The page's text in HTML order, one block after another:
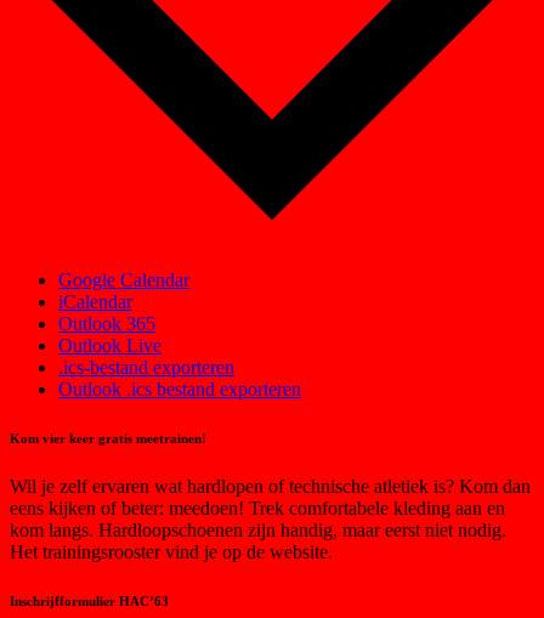
Google Calendar
iCalendar
Outlook 365
Outlook Live
.ics-bestand exporteren
Outlook .ics bestand exporteren
Kom vier keer gratis meetrainen!
Wil je zelf ervaren wat hardlopen of technische atletiek is? Kom dan
eens kijken of beter: meedoen! Trek comfortabele kleding aan en
kom langs. Hardloopschoenen zijn handig, maar eerst niet nodig.
Het trainingsrooster vind je op de website.
Inschrijfformulier HAC’63